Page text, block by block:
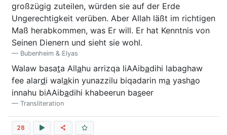
großzügig zuteilen, würden sie auf der Erde
Ungerechtigkeit verüben. Aber Allah läßt im richtigen
Maß herabkommen, was Er will. Er hat Kenntnis von
Seinen Dienern und sieht sie wohl.
Bubenheim & Elyas
Walaw basata Allahu arrizqa liAAibadihi labaghaw
fee alardi walakin yunazzilu biqadarin ma yashao
innahu biAAibadihi khabeerun baseer
Transliteration
28